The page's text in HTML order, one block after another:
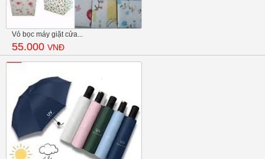
Vỏ bọc máy giặt cửa...
55.000 VNĐ